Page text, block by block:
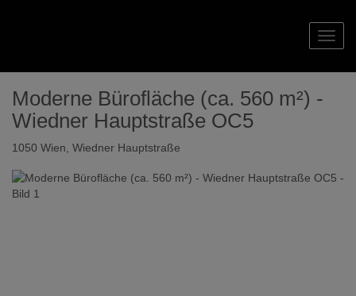
Moderne Bürofläche (ca. 560 m²) -
Wiedner Hauptstraße OC5
1050 Wien , Wiedner Hauptstraße